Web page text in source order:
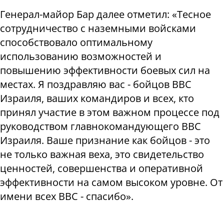
Генерал-майор Бар далее отметил: «Тесное
сотрудничество с наземными войсками
способствовало оптимальному
использованию возможностей и
повышению эффективности боевых сил на
местах. Я поздравляю вас - бойцов ВВС
Израиля, ваших командиров и всех, кто
принял участие в этом важном процессе под
руководством главнокомандующего ВВС
Израиля. Ваше признание как бойцов - это
не только важная веха, это свидетельство
ценностей, совершенства и оперативной
эффективности на самом высоком уровне. От
имени всех ВВС - спасибо».